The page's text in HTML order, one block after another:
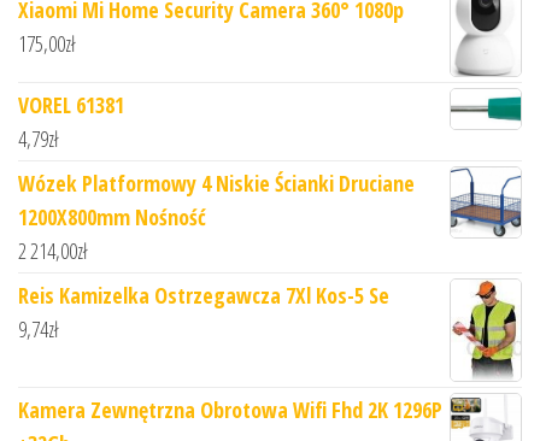
Xiaomi Mi Home Security Camera 360° 1080p
175,00zł
VOREL 61381
4,79zł
Wózek Platformowy 4 Niskie Ścianki Druciane
1200X800mm Nośność
2 214,00zł
Reis Kamizelka Ostrzegawcza 7Xl Kos-5 Se
9,74zł
Kamera Zewnętrzna Obrotowa Wifi Fhd 2K 1296P